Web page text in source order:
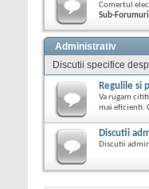
Comertul
Sub-
Administrativ
Discutii specifice
Regulile si
Va rugam
mai eficienti.
Discutii
Discutii